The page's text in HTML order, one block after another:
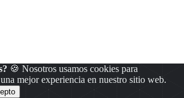
🍪 Nosotros usamos cookies para
mejor experiencia en nuestro sitio web.